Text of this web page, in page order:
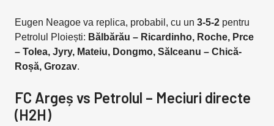
Eugen Neagoe va replica, probabil, cu un 3-5-2 pentru
Petrolul Ploiești: Bălbărău – Ricardinho, Roche, Prce
– Tolea, Jyry, Mateiu, Dongmo, Sălceanu – Chică-
Roșă, Grozav.
FC Argeș vs Petrolul – Meciuri directe
(H2H)